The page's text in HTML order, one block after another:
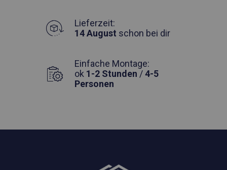
Lieferzeit:
14 August schon bei dir
Einfache Montage:
ok 1-2 Stunden /4-5
Personen